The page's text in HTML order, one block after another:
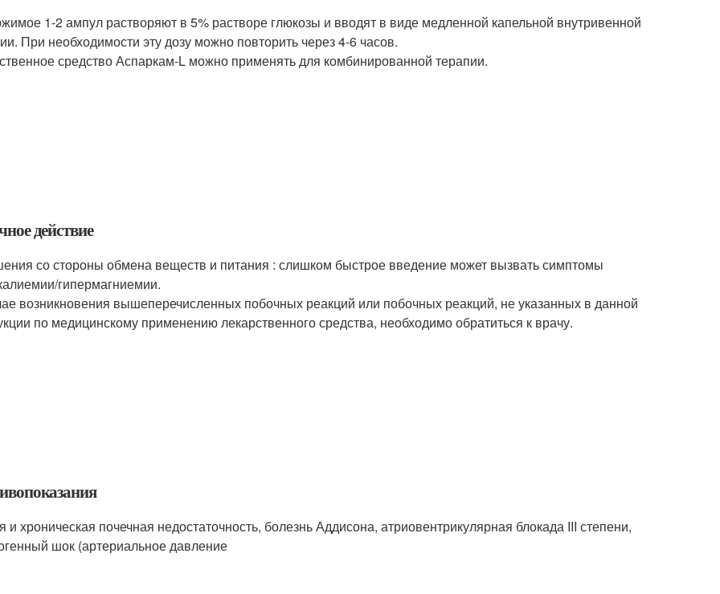
1-2 ампул растворяют в 5% растворе глюкозы и вводят в виде медленной капельной внутривенной
При необходимости эту дозу можно повторить через 4-6 часов.
средство Аспаркам-L можно применять для комбинированной терапии.
действие
со стороны обмена веществ и питания : слишком быстрое введение может вызвать симптомы
гипермагниемии.
возникновения вышеперечисленных побочных реакций или побочных реакций, не указанных в данной
по медицинскому применению лекарственного средства, необходимо обратиться к врачу.
и хроническая почечная недостаточность, болезнь Аддисона, атриовентрикулярная блокада III степени,
шок (артериальное давление